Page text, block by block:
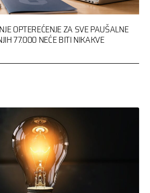
OPTEREĆENJE ZA SVE PAUŠALNE
77.000 NEĆE BITI NIKAKVE